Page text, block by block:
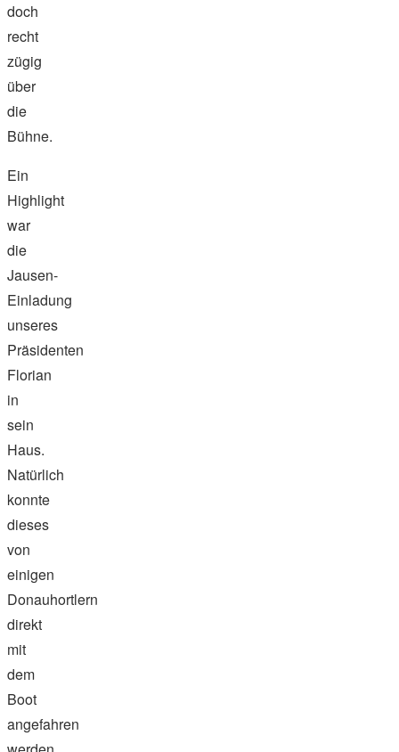
doch
recht
zügig
über
die
Bühne.
Ein
Highlight
war
die
Jausen-
Einladung
unseres
Präsidenten
Florian
in
sein
Haus.
Natürlich
konnte
dieses
von
einigen
Donauhortlern
direkt
mit
dem
Boot
angefahren